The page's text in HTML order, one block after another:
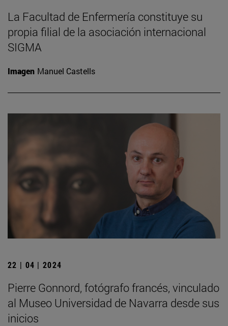
La Facultad de Enfermería constituye su
propia filial de la asociación internacional
SIGMA
Imagen Manuel Castells
22 | 04 | 2024
Pierre Gonnord, fotógrafo francés, vinculado
al Museo Universidad de Navarra desde sus
inicios